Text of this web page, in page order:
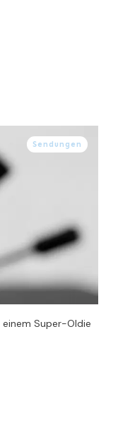
Sendungen
Super-Oldie